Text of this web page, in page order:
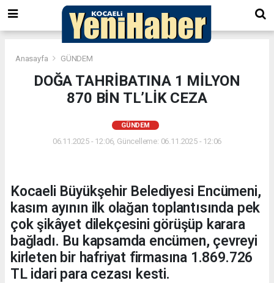
Anasayfa GÜNDEM
DOĞA TAHRİBATINA 1 MİLYON
870 BİN TL’LİK CEZA
GÜNDEM
06.11.2025 - 12:06, Güncelleme: 06.11.2025 - 12:06
Kocaeli Büyükşehir Belediyesi Encümeni,
kasım ayının ilk olağan toplantısında pek
çok şikâyet dilekçesini görüşüp karara
bağladı. Bu kapsamda encümen, çevreyi
kirleten bir hafriyat firmasına 1.869.726
TL idari para cezası kesti.